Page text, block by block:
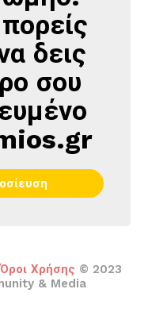
δεις
σου
Όροι Χρήσης © 2023
& Media